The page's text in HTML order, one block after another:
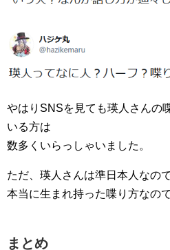
やはりSNSを見ても瑛人さんの
いる方は
数多くいらっしゃいました。
ただ、瑛人さんは準日本人なの
本当に生まれ持った喋り方なの
まとめ